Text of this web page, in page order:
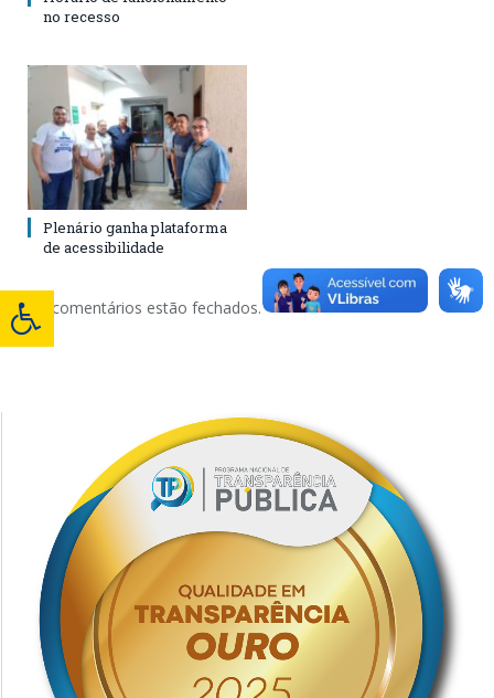
no recesso
Plenário ganha plataforma
de acessibilidade
Os comentários estão fechados.